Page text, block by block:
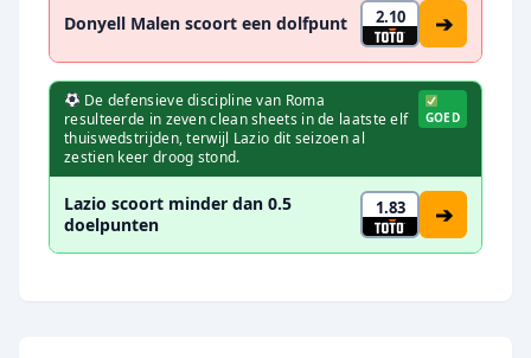
Donyell Malen scoort een dolfpunt 2.10 ➔
De defensieve discipline van Roma
resulteerde in zeven clean sheets in de laatste elf
thuiswedstrijden, terwijl Lazio dit seizoen al
zestien keer droog stond.
GOED
Lazio scoort minder dan 0.5
doelpunten
1.83 ➔